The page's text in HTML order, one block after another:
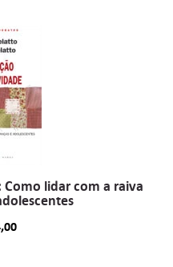
lidar com a raiva